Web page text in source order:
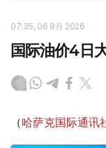
07:35, 06 8月 2026
国际油价4日
（哈萨克国际通讯